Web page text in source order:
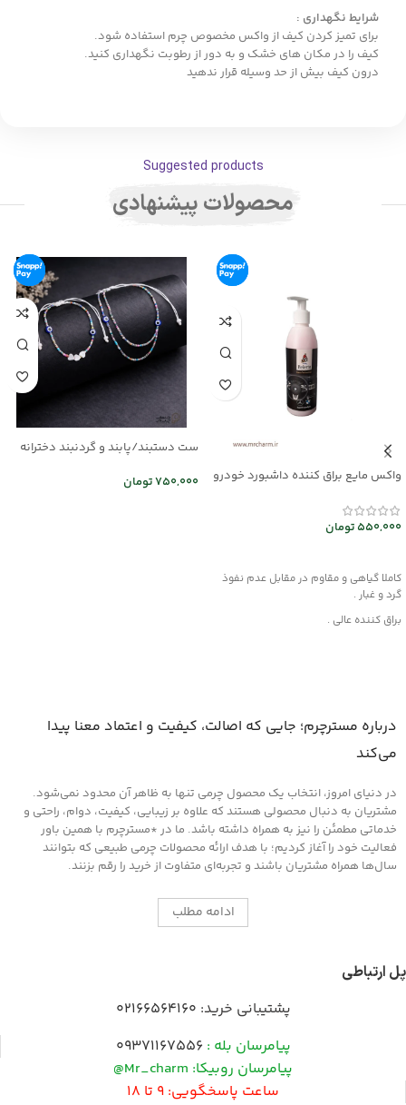
شرایط نگهداری :
برای تمیز کردن کیف از واکس مخصوص چرم استفاده شود.
کیف را در مکان های خشک و به دور از رطوبت نگهداری کنید.
درون کیف بیش از حد وسیله قرار ندهید
Suggested products
محصولات پیشنهادی
واکس مایع براق کننده داشبورد خودرو
550,000تومان
کاملا گیاهی و مقاوم در مقابل عدم نفوذ
گرد و غبار .
براق کننده عالی .
روش مصرف :
ابتدا سطح مورد نظر را کاملا از هرگونه گرد و
غبار تمیز کرده و سپس لایه ای نازک از این
تا خشک شود ، سپس با دستمالی تمیز یا پد
های مخصوص که در همین بخش اکسسوری
موجود است سطح را جلادهید .
ست دستبند/پابند و گردنبند دخترانه
750,000تومان
درباره مسترچرم؛ جایی که اصالت، کیفیت و اعتماد معنا پیدا
می‌کند
در دنیای امروز، انتخاب یک محصول چرمی تنها به ظاهر آن محدود نمی‌شود.
مشتریان به دنبال محصولی هستند که علاوه بر زیبایی، کیفیت، دوام، راحتی و
خدماتی مطمئن را نیز به همراه داشته باشد. ما در *مسترچرم با همین باور
فعالیت خود را آغاز کردیم؛ با هدف ارائه محصولات چرمی طبیعی که بتوانند
سال‌ها همراه مشتریان باشند و تجربه‌ای متفاوت از خرید را رقم بزنند.
ادامه مطلب
پل ارتباطی
پشتیبانی خرید: 02166564160
پیامرسان بله : 09371167556
پیامرسان روبیکا: Mr_charm@
ساعت پاسخگویی: 9 تا 18